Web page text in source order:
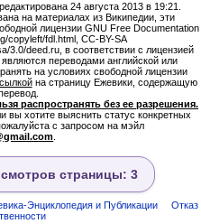
24 августа 2013 в 19:21.
на материалах из Википедии, эти
лицензии GNU Free Documentation
copyleft/fdl.html, CC-BY-SA
3.0/deed.ru, в соответствии с лицензией
переводами английской или
на условиях свободной лицензии
на страницу Ежевики, содержащую
распространять без ее разрешения.
вы хотите выяснить статус конкретных
с запросом на мэйл
страницы: 3
Энциклопедия и Публикации
Отказ